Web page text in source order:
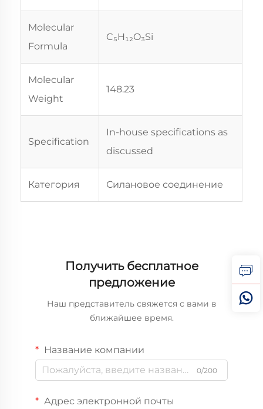
Molecular
Formula
C₅H₁₂O₃Si
Molecular
Weight
148.23
Specification
In-house specifications as
discussed
Категория Силановое соединение
Получить бесплатное
предложение
Наш представитель свяжется с вами в
ближайшее время.
Название компании
0/200
Адрес электронной почты